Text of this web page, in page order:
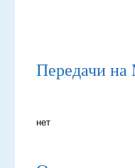
Передачи на
нет